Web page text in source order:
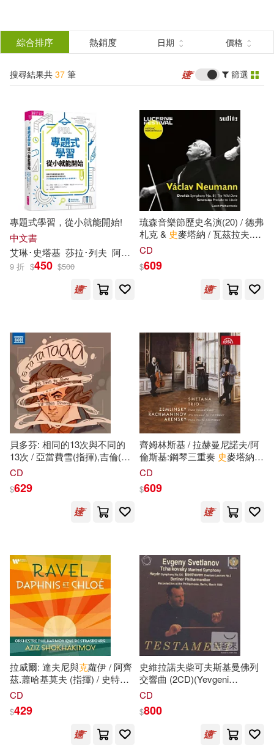
結
分類 (單選)
所有商品(37) 圖書(1)
影音(36)
作者 (可複選)
艾琳･史塔基(1) 莎拉･列夫(1)
阿曼達･克拉克(1)
Warner Classics(10)
harmonia mundi(3)
BR Klassik(2) Chandos(2)
Deutsche Grammophon(2)
Supraphon(2) Universal(2)
Audite(1) BIS(1)
Capriccio(1) DSO LIVE(1)
EuroArts(1) MELODIYA(1)
Naxos(1)
TESTAMENT(1)
展開
配送方式
可海外宅配(33)
可港澳店取(24)
可新加坡店取(19)
可菲律賓店取(26)
(可複選)
綜合排序 熱銷度 日期 價格
搜尋結果共 37 筆 篩選
專題式學習，從小就能開始!
中文書
艾琳･史塔基 莎拉･列夫 阿曼達 ･克拉克
9 折 $450 $500
琉森音樂節歷史名演(20) / 德弗
札克 & 史麥塔納 / 瓦茲拉夫.紐
曼 指揮 / 捷克愛樂管弦樂團
Neumann Conducts Dvorak &
CD
$609
貝多芬: 相同的13次與不同的
13次 / 亞當費雪(指揮),吉倫(指
揮),古德曼(指揮),霍倫斯坦(指
揮),穆勒-布呂爾(指揮),羅斯包
科瓦澤夫斯基(指
揮),科隆室內管弦樂團,丹麥室
Fischer (conductor) , Gielen
(conductor) , Goodman
(conductor) (2CD))
CD
$629
齊姆林斯基 / 拉赫曼尼諾夫/阿
倫斯基:鋼琴三重奏 史麥塔納三
重奏(Smetana Trio /
Arensky: Piano Trios)
CD
$609
拉威爾: 達夫尼與克蘿伊 / 阿齊
茲.蕭哈基莫夫 (指揮) / 史特拉
茲堡愛樂與合唱團 (歐洲進口
Aziz Shokhakimov / Orchestre
Philharmonique de Strasbourg
/ Choeur philharmonique de
CD
$429
史維拉諾夫柴可夫斯基曼佛列
交響曲 (2CD)(Yevgeni
Svetlanov dirigiert / Yevgeni
Philharmoniker (2CD))
CD
$800